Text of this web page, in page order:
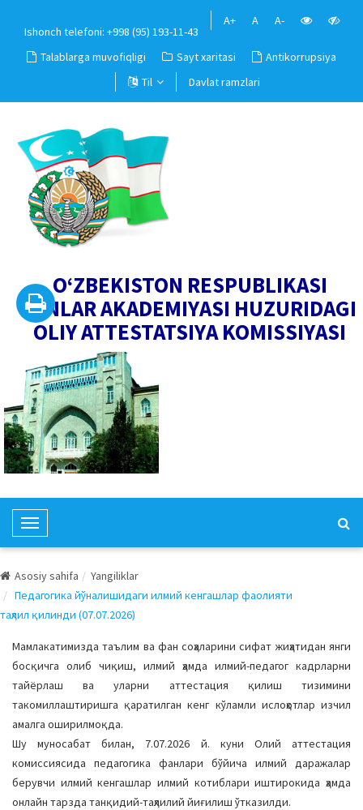
Ishonch telefoni: +998 (95) 193-11-43
A+ A A-
Talablarga muvofiqligi Sayt xaritasi
Antikorrupsiya
Til
Davlat ramzlari
O‘ZBEKISTON RESPUBLIKASI
FANLAR AKADEMIYASI HUZURIDAGI
OLIY ATTESTATSIYA KOMISSIYASI
T
o
g
l
e
N
a
v
i
g
t
i
o
Asosiy sahifa
Yangiliklar
Педагогика йўналишидаги илмий кенгашлар фаолияти
таҳлил қилинди (07.07.2026)
Мамлакатимизда таълим ва фан соҳаларини сифат жиҳатидан янги
босқичга олиб чиқиш, илмий ҳамда илмий-педагог кадрларни
тайёрлаш ва уларни аттестация қилиш тизимини
такомиллаштиришга қаратилган кенг кўламли ислоҳотлар изчил
амалга оширилмоқда.
Шу муносабат билан, 7.07.2026 й. куни Олий аттестация
комиссиясида педагогика фанлари бўйича илмий даражалар
берувчи илмий кенгашлар илмий котиблари иштирокида ҳамда
онлайн тарзда танқидий-таҳлилий йиғилиш ўтказилди.